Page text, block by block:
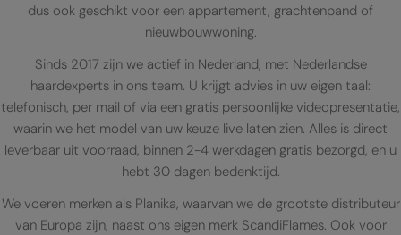
dus ook geschikt voor een appartement, grachtenpand of
nieuwbouwwoning.
Sinds 2017 zijn we actief in Nederland, met Nederlandse
haardexperts in ons team. U krijgt advies in uw eigen taal:
telefonisch, per mail of via een gratis persoonlijke videopresentatie,
waarin we het model van uw keuze live laten zien. Alles is direct
leverbaar uit voorraad, binnen 2-4 werkdagen gratis bezorgd, en u
hebt 30 dagen bedenktijd.
We voeren merken als Planika, waarvan we de grootste distributeur
van Europa zijn, naast ons eigen merk ScandiFlames. Ook voor